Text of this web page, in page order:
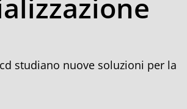
studiano nuove soluzioni per la